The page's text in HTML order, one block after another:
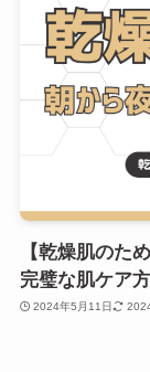
【乾燥肌のた
完璧な肌ケア
2024年5月11日